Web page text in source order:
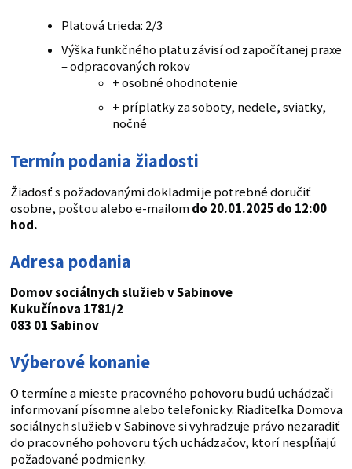
Platová trieda: 2/3
Výška funkčného platu závisí od započítanej praxe
– odpracovaných rokov
+ osobné ohodnotenie
+ príplatky za soboty, nedele, sviatky,
nočné
Termín podania žiadosti
Žiadosť s požadovanými dokladmi je potrebné doručiť
osobne, poštou alebo e-mailomdo 20.01.2025 do 12:00
hod.
Adresa podania
Domov sociálnych služieb v Sabinove
Kukučínova 1781/2
083 01 Sabinov
Výberové konanie
O termíne a mieste pracovného pohovoru budú uchádzači
informovaní písomne alebo telefonicky. Riaditeľka Domova
sociálnych služieb v Sabinove si vyhradzuje právo nezaradiť
do pracovného pohovoru tých uchádzačov, ktorí nespĺňajú
požadované podmienky.